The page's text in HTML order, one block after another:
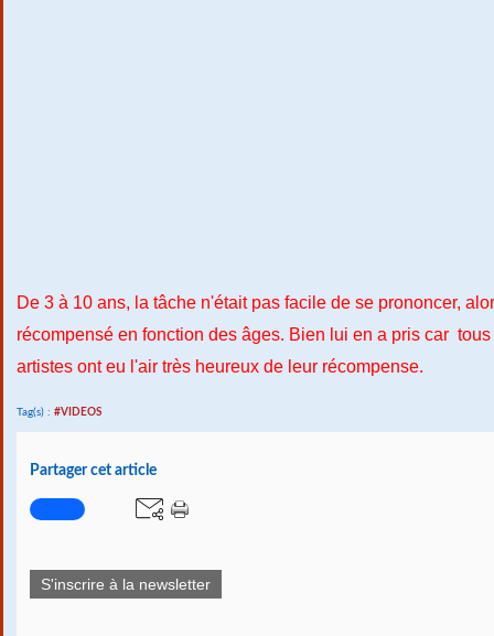
De 3 à 10 ans, la tâche n'était pas facile de se prononcer,
récompensé en fonction des âges. Bien lui en a pris car tous
artistes ont eu l'air très heureux de leur récompense.
Tag(s) : #VIDEOS
Partager cet article
S'inscrire à la newsletter